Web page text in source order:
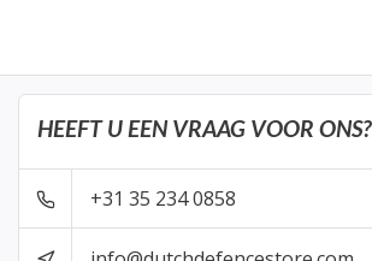
HEEFT U EEN VRAAG VOOR ONS?
+31 35 234 0858